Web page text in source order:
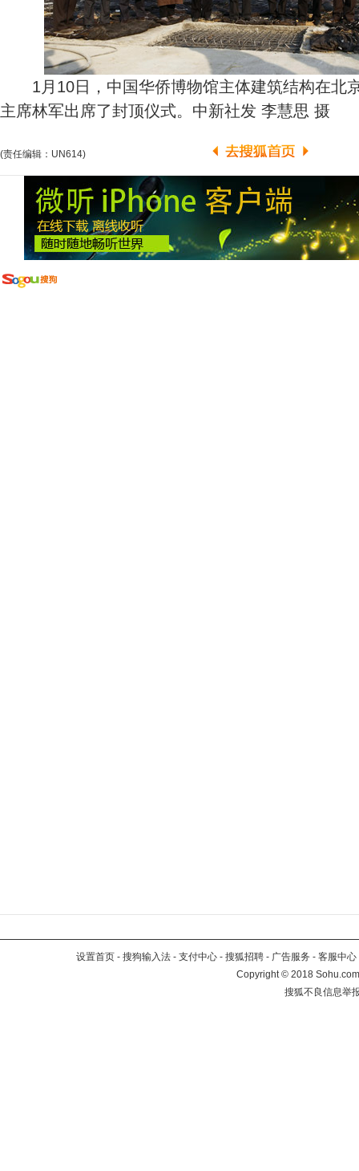
1月10日，中国华侨博物馆主体建筑结构在北
主席林军出席了封顶仪式。中新社发 李慧思 摄
(责任编辑：UN614)
设置首页 - 搜狗输入法 - 支付中心 - 搜狐招聘 - 广告服务 - 客服中心
Copyright©2018
搜狐不良信息举